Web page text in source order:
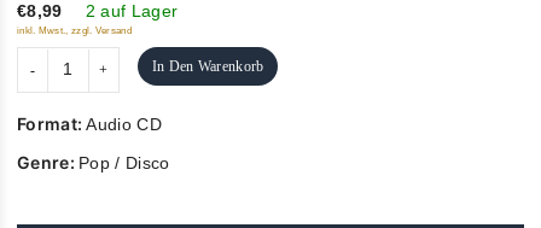
5
€8,99 2 auf Lager
inkl. Mwst., zzgl. Versand
In Den Warenkorb
Format:Audio CD
Genre: Pop / Disco